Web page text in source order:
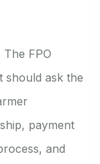
FPO
should ask the
payment
and